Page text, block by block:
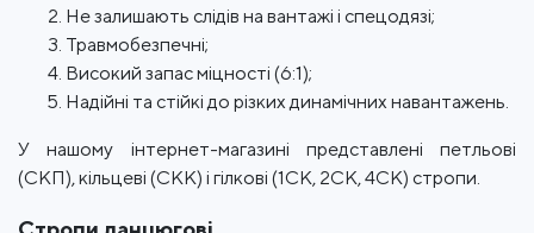
Не залишають слідів на вантажі і спецодязі;
Травмобезпечні;
Високий запас міцності (6:1);
Надійні та стійкі до різких динамічних навантажень.
У нашому інтернет-магазині представлені петльові
(СКП), кільцеві (СКК) і гілкові (1СК, 2СК, 4СК) стропи.